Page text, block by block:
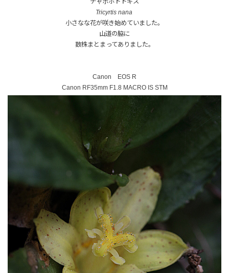
Tricyrtis nana
小さなな花が咲き始めていました。
山道の脇に
数株まとまってありました。
Canon EOS R
Canon RF35mm F1.8 MACRO IS STM